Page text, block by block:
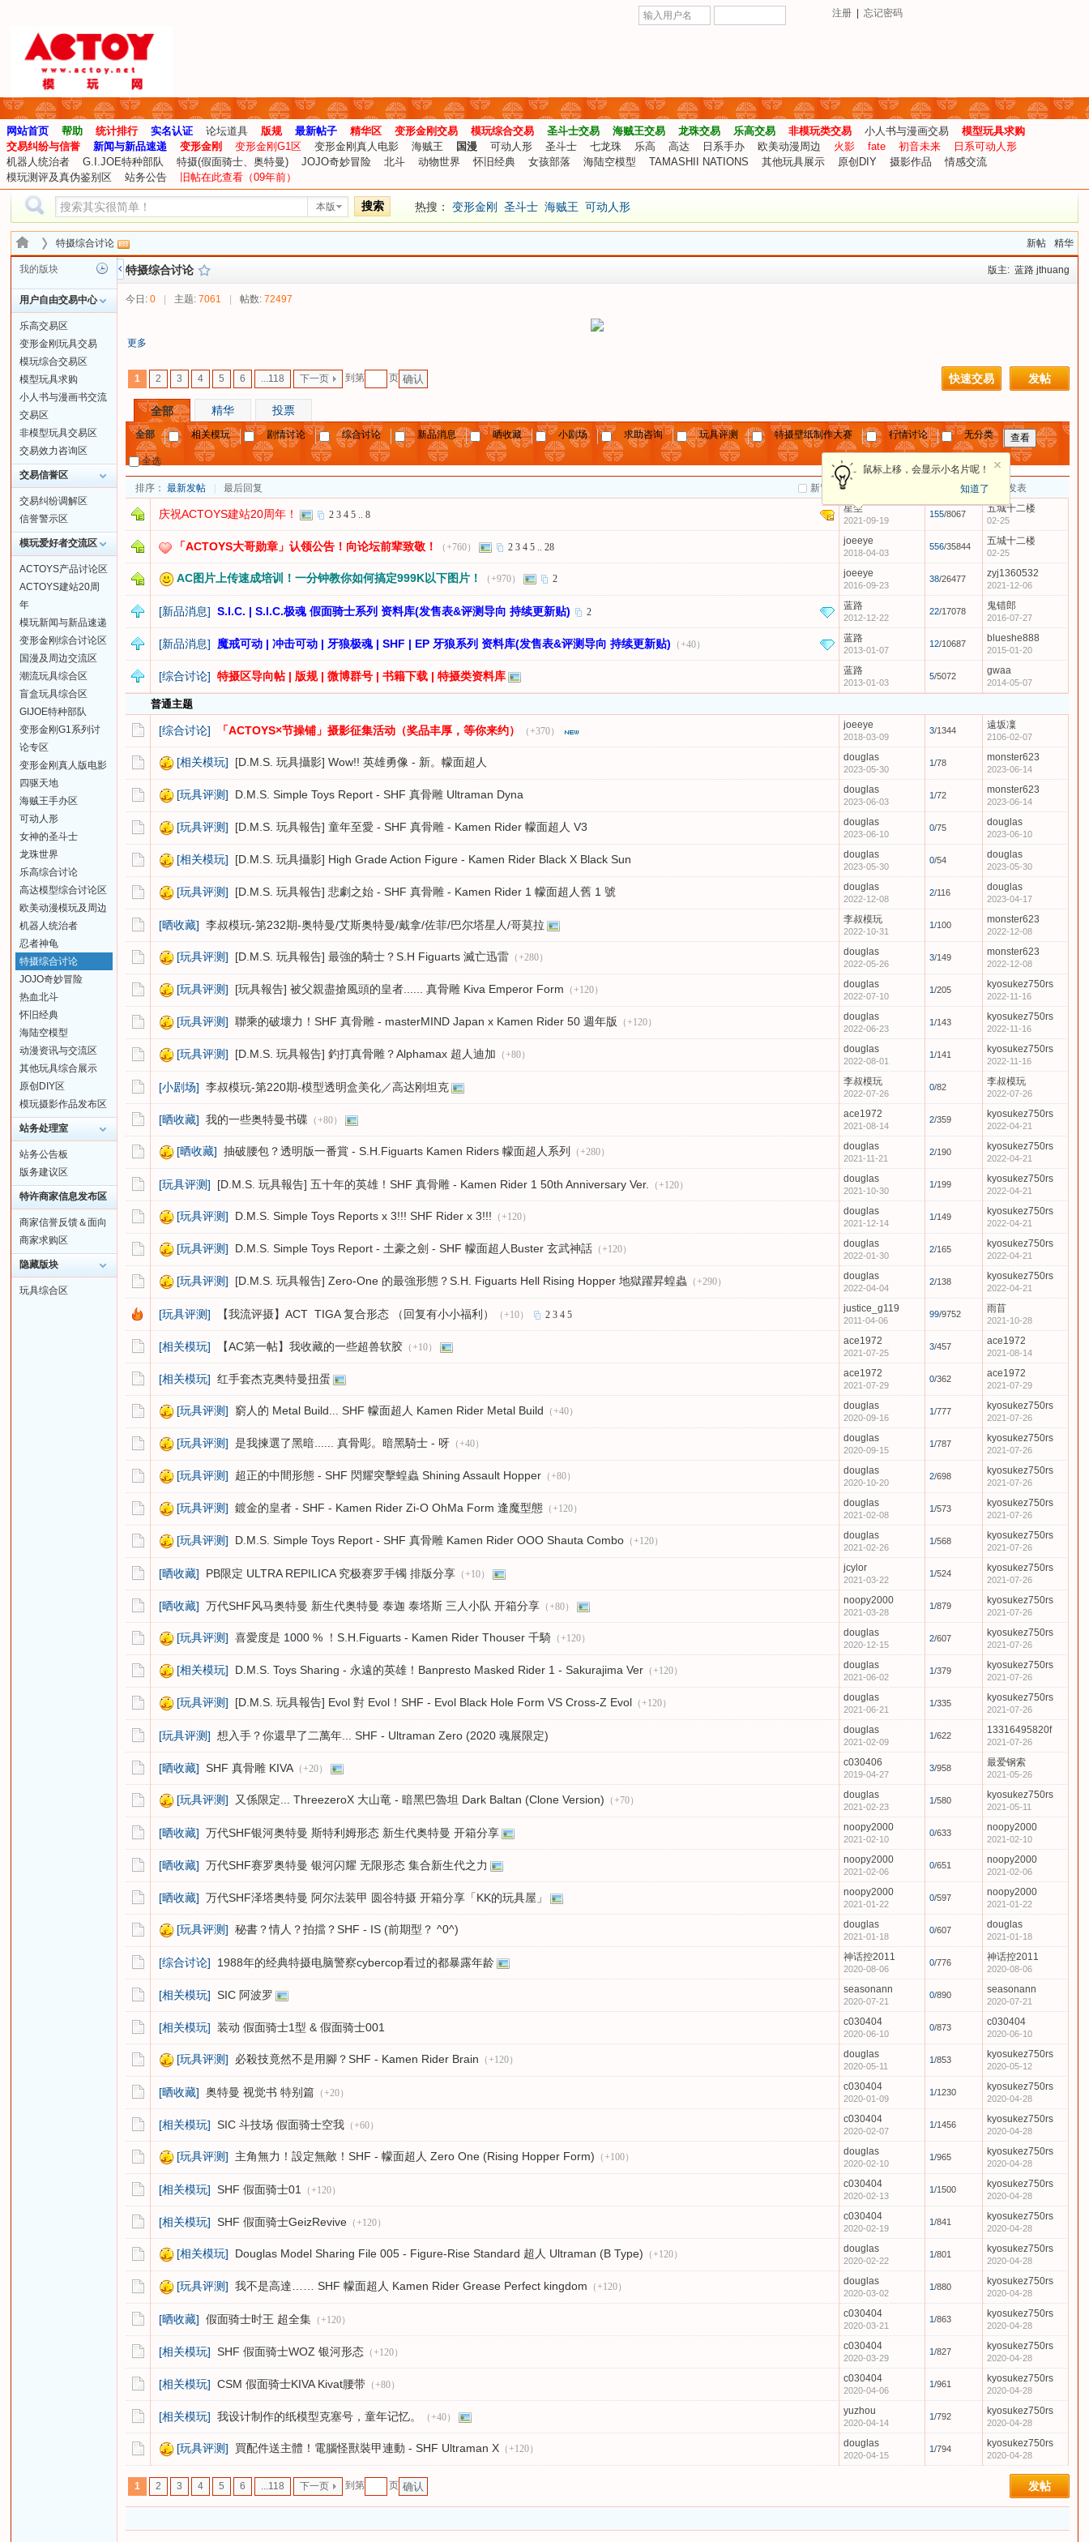
注册 忘记密码
网站首页 帮助 统计排行 实名认证 论坛道具 版规 最新帖子 精华区 变形金刚交易 模玩综合交易 圣斗士交易 海贼王交易 龙珠交易 乐高交易 非模玩类交易 小人书与漫画交易
模型玩具求购
交易纠纷与信誉
新闻与新品速递 变形金刚 变形金刚G1区 变形金刚真人电影 海贼王 国漫 可动人形 圣斗士 七龙珠 乐高 高达 日系手办 欧美动漫周边 火影 fate 初音未来
日系可动人形
机器人统治者
G.I.JOE特种部队 特摄(假面骑士、奥特曼) JOJO奇妙冒险 北斗 动物世界 怀旧经典 女孩部落 海陆空模型 TAMASHII NATIONS 其他玩具展示 原创DIY 摄影作品
情感交流
模玩测评及真伪鉴别区
站务公告 旧帖在此查看（09年前）
本版 搜索 热搜： 变形金刚 圣斗士 海贼王 可动人形
新帖 精华
特摄综合讨论
我的版块
用户自由交易中心
乐高交易区
变形金刚玩具交易
模玩综合交易区
模型玩具求购
小人书与漫画书交流
交易区
非模型玩具交易区
交易效力咨询区
交易信誉区
交易纠纷调解区
信誉警示区
模玩爱好者交流区
ACTOYS产品讨论区
ACTOYS建站20周
年
模玩新闻与新品速递
变形金刚综合讨论区
国漫及周边交流区
潮流玩具综合区
盲盒玩具综合区
GIJOE特种部队
变形金刚G1系列讨
论专区
变形金刚真人版电影
四驱天地
海贼王手办区
可动人形
女神的圣斗士
龙珠世界
乐高综合讨论
高达模型综合讨论区
欧美动漫模玩及周边
机器人统治者
忍者神龟
特摄综合讨论
JOJO奇妙冒险
热血北斗
怀旧经典
海陆空模型
动漫资讯与交流区
其他玩具综合展示
原创DIY区
模玩摄影作品发布区
站务处理室
站务公告板
版务建议区
特许商家信息发布区
商家信誉反馈＆面向
商家求购区
隐藏版块
玩具综合区
版主: 蓝路 jthuang
特摄综合讨论
今日:0 主题:7061 帖数:72497
更多
发帖
快速交易
1 2 3 4 5 6 ...118 下一页 到第 页 确认
全部 精华 投票
全部 相关模玩 剧情讨论 综合讨论 新品消息 晒收藏 小剧场 求助咨询 玩具评测 特摄壁纸制作大赛 行情讨论 无分类
全选
新窗
排序：最新发帖 最后回复
鼠标上移，会显示小名片呢！
知道了
作者 最后发表
庆祝ACTOYS建站20周年！ 2 3 4 5 ..8
星尘
2021-09-19
155/8067 五城十二楼
02-25
「ACTOYS大哥勋章」认领公告！向论坛前辈致敬！ （+760） 2 3 4 5 ..28
joeeye
2018-04-03
556/35844 五城十二楼
02-25
AC图片上传速成培训！一分钟教你如何搞定999K以下图片！ （+970） 2 joeeye
2016-09-23
38/26477 zyj1360532
2021-12-06
[新品消息] S.I.C. | S.I.C.极魂 假面骑士系列 资料库(发售表&评测导向 持续更新贴) 2
蓝路
2012-12-22
22/17078 鬼错郎
2016-07-27
[新品消息] 魔戒可动 | 冲击可动 | 牙狼极魂 | SHF | EP 牙狼系列 资料库(发售表&评测导向 持续更新贴) （+40）
蓝路
2013-01-07
12/10687 blueshe888
2015-01-20
[综合讨论] 特摄区导向帖 | 版规 | 微博群号 | 书籍下载 | 特摄类资料库 蓝路
2013-01-03
5/5072 gwaa
2014-05-07
普通主题
[综合讨论] 「ACTOYS×节操铺」摄影征集活动（奖品丰厚，等你来约） （+370）
joeeye
2018-03-09
3/1344 遠坂凜
2106-02-07
[相关模玩] [D.M.S. 玩具攝影] Wow!! 英雄勇像 - 新。幪面超人 douglas
2023-05-30
1/78 monster623
2023-06-14
[玩具评测] D.M.S. Simple Toys Report - SHF 真骨雕 Ultraman Dyna douglas
2023-06-03
1/72 monster623
2023-06-14
[玩具评测] [D.M.S. 玩具報告] 童年至愛 - SHF 真骨雕 - Kamen Rider 幪面超人 V3 douglas
2023-06-10
0/75 douglas
2023-06-10
[相关模玩] [D.M.S. 玩具攝影] High Grade Action Figure - Kamen Rider Black X Black Sun douglas
2023-05-30
0/54 douglas
2023-05-30
[玩具评测] [D.M.S. 玩具報告] 悲劇之始 - SHF 真骨雕 - Kamen Rider 1 幪面超人舊 1 號 douglas
2022-12-08
2/116 douglas
2023-04-17
[晒收藏] 李叔模玩-第232期-奥特曼/艾斯奥特曼/戴拿/佐菲/巴尔塔星人/哥莫拉 李叔模玩
2022-10-31
1/100 monster623
2022-12-08
[玩具评测] [D.M.S. 玩具報告] 最強的騎士？S.H Figuarts 滅亡迅雷 （+280） douglas
2022-05-26
3/149 monster623
2022-12-08
[玩具评测] [玩具報告] 被父親盡搶風頭的皇者...... 真骨雕 Kiva Emperor Form （+120） douglas
2022-07-10
1/205 kyosukez750rs
2022-11-16
[玩具评测] 聯乘的破壞力！SHF 真骨雕 - masterMIND Japan x Kamen Rider 50 週年版 （+120） douglas
2022-06-23
1/143 kyosukez750rs
2022-11-16
[玩具评测] [D.M.S. 玩具報告] 釣打真骨雕？Alphamax 超人迪加 （+80） douglas
2022-08-01
1/141 kyosukez750rs
2022-11-16
[小剧场] 李叔模玩-第220期-模型透明盒美化／高达刚坦克 李叔模玩
2022-07-26
0/82 李叔模玩
2022-07-26
[晒收藏] 我的一些奥特曼书碟 （+80）
ace1972
2021-08-14
2/359 kyosukez750rs
2022-04-21
[晒收藏] 抽破腰包？透明版一番賞 - S.H.Figuarts Kamen Riders 幪面超人系列 （+280） douglas
2021-11-21
2/190 kyosukez750rs
2022-04-21
[玩具评测] [D.M.S. 玩具報告] 五十年的英雄！SHF 真骨雕 - Kamen Rider 1 50th Anniversary Ver. （+120）
douglas
2021-10-30
1/199 kyosukez750rs
2022-04-21
[玩具评测] D.M.S. Simple Toys Reports x 3!!! SHF Rider x 3!!! （+120） douglas
2021-12-14
1/149 kyosukez750rs
2022-04-21
[玩具评测] D.M.S. Simple Toys Report - 土豪之劍 - SHF 幪面超人Buster 玄武神話 （+120） douglas
2022-01-30
2/165 kyosukez750rs
2022-04-21
[玩具评测] [D.M.S. 玩具報告] Zero-One 的最強形態？S.H. Figuarts Hell Rising Hopper 地獄躍昇蝗蟲 （+290） douglas
2022-04-04
2/138 kyosukez750rs
2022-04-21
[玩具评测] 【我流评摄】ACT TIGA 复合形态 （回复有小小福利） （+10） 2 3 4 5
justice_g119
2011-04-06
99/9752 雨苜
2021-10-28
[相关模玩] 【AC第一帖】我收藏的一些超兽软胶 （+10）
ace1972
2021-07-25
3/457 ace1972
2021-08-14
[相关模玩] 红手套杰克奥特曼扭蛋 ace1972
2021-07-29
0/362 ace1972
2021-07-29
[玩具评测] 窮人的 Metal Build... SHF 幪面超人 Kamen Rider Metal Build （+40） douglas
2020-09-16
1/777 kyosukez750rs
2021-07-26
[玩具评测] 是我揀選了黑暗...... 真骨彫。暗黑騎士 - 呀 （+40） douglas
2020-09-15
1/787 kyosukez750rs
2021-07-26
[玩具评测] 超正的中間形態 - SHF 閃耀突擊蝗蟲 Shining Assault Hopper （+80） douglas
2020-10-20
2/698 kyosukez750rs
2021-07-26
[玩具评测] 鍍金的皇者 - SHF - Kamen Rider Zi-O OhMa Form 逢魔型態 （+120） douglas
2021-02-08
1/573 kyosukez750rs
2021-07-26
[玩具评测] D.M.S. Simple Toys Report - SHF 真骨雕 Kamen Rider OOO Shauta Combo （+120） douglas
2021-02-26
1/568 kyosukez750rs
2021-07-26
[晒收藏] PB限定 ULTRA REPILICA 究极赛罗手镯 排版分享 （+10）
jcylor
2021-03-22
1/524 kyosukez750rs
2021-07-26
[晒收藏] 万代SHF风马奥特曼 新生代奥特曼 泰迦 泰塔斯 三人小队 开箱分享 （+80）
noopy2000
2021-03-28
1/879 kyosukez750rs
2021-07-26
[玩具评测] 喜愛度是 1000 % ！S.H.Figuarts - Kamen Rider Thouser 千騎 （+120） douglas
2020-12-15
2/607 kyosukez750rs
2021-07-26
[相关模玩] D.M.S. Toys Sharing - 永遠的英雄！Banpresto Masked Rider 1 - Sakurajima Ver （+120） douglas
2021-06-02
1/379 kyosukez750rs
2021-07-26
[玩具评测] [D.M.S. 玩具報告] Evol 對 Evol！SHF - Evol Black Hole Form VS Cross-Z Evol （+120） douglas
2021-06-21
1/335 kyosukez750rs
2021-07-26
[玩具评测] 想入手？你還早了二萬年... SHF - Ultraman Zero (2020 魂展限定) douglas
2021-02-09
1/622 13316495820f
2021-07-26
[晒收藏] SHF 真骨雕 KIVA（+20）
c030406
2019-04-27
3/958 最爱钢索
2021-05-26
[玩具评测] 又係限定... ThreezeroX 大山竜 - 暗黑巴魯坦 Dark Baltan (Clone Version) （+70） douglas
2021-02-23
1/580 kyosukez750rs
2021-05-11
[晒收藏] 万代SHF银河奥特曼 斯特利姆形态 新生代奥特曼 开箱分享 noopy2000
2021-02-10
0/633 noopy2000
2021-02-10
[晒收藏] 万代SHF赛罗奥特曼 银河闪耀 无限形态 集合新生代之力 noopy2000
2021-02-06
0/651 noopy2000
2021-02-06
[晒收藏] 万代SHF泽塔奥特曼 阿尔法装甲 圆谷特摄 开箱分享「KK的玩具屋」 noopy2000
2021-01-22
0/597 noopy2000
2021-01-22
[玩具评测] 秘書？情人？拍擋？SHF - IS (前期型？ ^0^) douglas
2021-01-18
0/607 douglas
2021-01-18
[综合讨论] 1988年的经典特摄电脑警察cybercop看过的都暴露年龄 神话控2011
2020-08-06
0/776 神话控2011
2020-08-06
[相关模玩] SIC 阿波罗 seasonann
2020-07-21
0/890 seasonann
2020-07-21
[相关模玩] 装动 假面骑士1型 & 假面骑士001 c030404
2020-06-10
0/873 c030404
2020-06-10
[玩具评测] 必殺技竟然不是用腳？SHF - Kamen Rider Brain （+120） douglas
2020-05-11
1/853 kyosukez750rs
2020-05-12
[晒收藏] 奥特曼 视觉书 特别篇 （+20）
c030404
2020-01-09
1/1230 kyosukez750rs
2020-04-28
[相关模玩] SIC 斗技场 假面骑士空我 （+60）
c030404
2020-02-07
1/1456 kyosukez750rs
2020-04-28
[玩具评测] 主角無力！設定無敵！SHF - 幪面超人 Zero One (Rising Hopper Form) （+100） douglas
2020-02-10
1/965 kyosukez750rs
2020-04-28
[相关模玩] SHF 假面骑士01 （+120）
c030404
2020-02-13
1/1500 kyosukez750rs
2020-04-28
[相关模玩] SHF 假面骑士GeizRevive （+120）
c030404
2020-02-19
1/841 kyosukez750rs
2020-04-28
[相关模玩] Douglas Model Sharing File 005 - Figure-Rise Standard 超人 Ultraman (B Type) （+120） douglas
2020-02-22
1/801 kyosukez750rs
2020-04-28
[玩具评测] 我不是高達…… SHF 幪面超人 Kamen Rider Grease Perfect kingdom （+120） douglas
2020-03-02
1/880 kyosukez750rs
2020-04-28
[晒收藏] 假面骑士时王 超全集 （+120）
c030404
2020-03-21
1/863 kyosukez750rs
2020-04-28
[相关模玩] SHF 假面骑士WOZ 银河形态 （+120）
c030404
2020-03-29
1/827 kyosukez750rs
2020-04-28
[相关模玩] CSM 假面骑士KIVA Kivat腰带 （+80）
c030404
2020-04-06
1/961 kyosukez750rs
2020-04-28
[相关模玩] 我设计制作的纸模型克塞号，童年记忆。 （+40）
yuzhou
2020-04-14
1/792 kyosukez750rs
2020-04-28
[玩具评测] 買配件送主體！電腦怪獸裝甲連動 - SHF Ultraman X （+120） douglas
2020-04-15
1/794 kyosukez750rs
2020-04-28
发帖
1 2 3 4 5 6 ...118 下一页 到第 页 确认